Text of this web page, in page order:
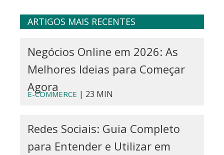
ARTIGOS MAIS RECENTES
Negócios Online em 2026: As
Melhores Ideias para Começar
Agora
E-COMMERCE | 23 MIN
Redes Sociais: Guia Completo
para Entender e Utilizar em